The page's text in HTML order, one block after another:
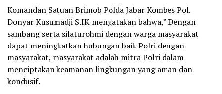
Komandan Satuan Brimob Polda Jabar Kombes Pol.
Donyar Kusumadji S.IK mengatakan bahwa,” Dengan
sambang serta silaturohmi dengan warga masyarakat
dapat meningkatkan hubungan baik Polri dengan
masyarakat, masyarakat adalah mitra Polri dalam
menciptakan keamanan lingkungan yang aman dan
kondusif.